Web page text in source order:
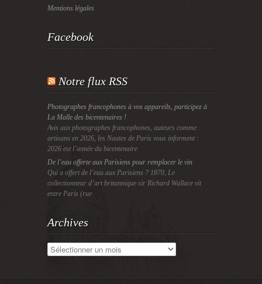
Mentions légales
Facebook
Notre flux RSS
Photographes francophones à vos appareils, participez à
La Malle des bicentenaires !
Avis aux photographes francophones, auteurs comme
artisans en 2026, les Nautes de Paris vous informent :
2026 est l’année du bicentenaire
De l’eau offerte aux Parisiens pour remplacer le vin
Qui a offert de l’eau aux Parisiens ? 1870, Le
collectionneur d’art britannique sir Richard Wallace vit
entre Paris (rue
Archives
Archives